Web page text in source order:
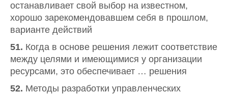
останавливает свой выбор на известном,
хорошо зарекомендовавшем себя в прошлом,
варианте действий
51. Когда в основе решения лежит соответствие
между целями и имеющимися у организации
ресурсами, это обеспечивает … решения
52. Методы разработки управленческих